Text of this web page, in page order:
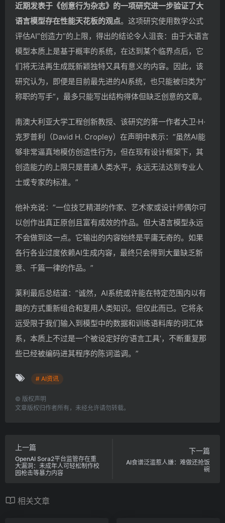
近期发表于《创意行为杂志》的一项研究进一步验证了大
语言模型存在性能天花板的观点。这项研究使用数学公式
评估AI”创造力”的上限，得出的结论令人沮丧：由于大语言
模型本质上是基于概率的系统，在达到某个临界点后，它
们将无法再生成既新颖独特又具有意义的内容。因此，该
研究认为，即便是目前最先进的AI系统，也只能被归类为”
称职的写手”，最多只能写出结构得体但缺乏创意的文章。
南澳大利亚大学工程创新教授、该研究的第一作者大卫·H·
克罗普利（David H. Cropley）在声明中表示：”虽然AI能
够非常逼真地模仿创造性行为，但在现有设计框架下，其
创造能力的上限只是普通人类水平，永远无法达到专业人
士或专家的标准。”
他补充说：”一位技艺精湛的作家、艺术家或设计师偶尔可
以创作出真正原创且富有成效的作品。但大语言模型永远
不会做到这一点。它输出的内容始终是平庸无奇的。如果
各行各业过度依赖AI生成内容，最终只会得到大量缺乏新
意、千篇一律的作品。”
莱利最后总结道：”诚然，AI系统或许能在特定范围内以有
趣的方式重新组合和复用人类知识。但仅此而已。它将永
远受限于我们输入到模型中的数据和训练语料库的词汇体
系，本质上不过是一个被设定好的’语言工具’，不断重复那
些已经被编码进其程序的陈词滥调。”
# AI资讯
© 版权声明
文章版权归作者所有，未经允许请勿转载。
上一篇
OpenAI Sora2平台监管存在重
大漏洞：未成年人可轻松制作校
园枪击等暴力内容
下一篇
AI食谱泛滥惹人嫌：难做还抢饭
碗
相关文章